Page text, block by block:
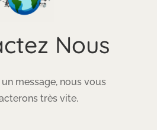
Nous
un message, nous vous
très vite.